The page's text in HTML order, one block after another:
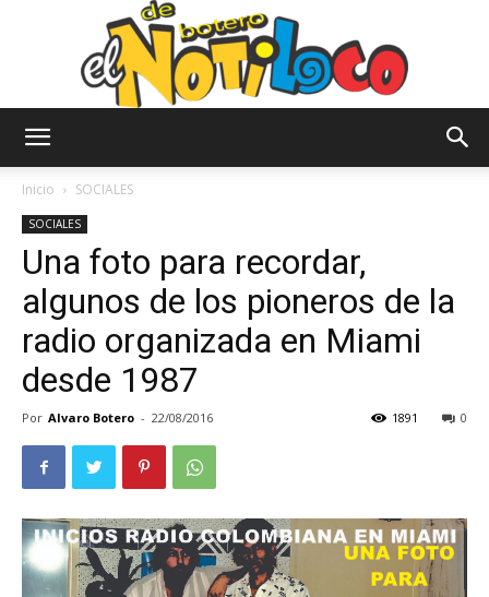
Notiloco
de
Inicio SOCIALES
SOCIALES
Una foto para recordar,
algunos de los pioneros de la
radio organizada en Miami
desde 1987
Por Alvaro Botero - 22/08/2016 0
1891